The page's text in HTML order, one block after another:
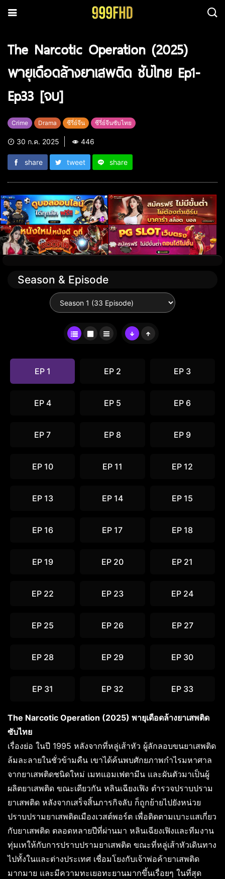
The Narcotic Operation (2025)
พายุเดือดล้างยาเสพติด ซับไทย Ep1-
Ep33 [จบ]
Crime Drama ซีรี่ย์จีน ซีรี่ย์จีนซับไทย
30 ก.ค. 2025 446
share tweet share
Season & Episode
EP 1 EP 2 EP 3
EP 4 EP 5 EP 6
EP 7 EP 8 EP 9
EP 10 EP 11 EP 12
EP 13 EP 14 EP 15
EP 16 EP 17 EP 18
EP 19 EP 20 EP 21
EP 22 EP 23 EP 24
EP 25 EP 26 EP 27
EP 28 EP 29 EP 30
EP 31 EP 32 EP 33
The Narcotic Operation (2025) พายุเดือดล้างยาเสพติด
ซับไทย
เรื่องย่อ ในปี 1995 หลังจากที่หลู่เส้าหัว ผู้ลักลอบขนยาเสพติด
ล้มละลายในชั่วข้ามคืน เขาได้ค้นพบศักยภาพกำไรมหาศาล
จากยาเสพติดชนิดใหม่ เมทแอมเฟตามีน และผันตัวมาเป็นผู้
ผลิตยาเสพติด ขณะเดียวกัน หลินเฉียงเฟิง ตำรวจปราบปราม
ยาเสพติด หลังจากเสร็จสิ้นภารกิจลับ ก็ถูกย้ายไปยังหน่วย
ปราบปรามยาเสพติดเมืองเวสต์พอร์ต เพื่อติดตามเบาะแสเกี่ยว
กับยาเสพติด ตลอดหลายปีที่ผ่านมา หลินเฉียงเฟิงและทีมงาน
ทุ่มเทให้กับการปราบปรามยาเสพติด ขณะที่หลู่เส้าหัวเดินทาง
ไปทั้งในและต่างประเทศ เชื่อมโยงกับเจ้าพ่อค้ายาเสพติด
มากมาย และมีความทะเยอทะยานมากขึ้นเรื่อยๆ ในที่สุด